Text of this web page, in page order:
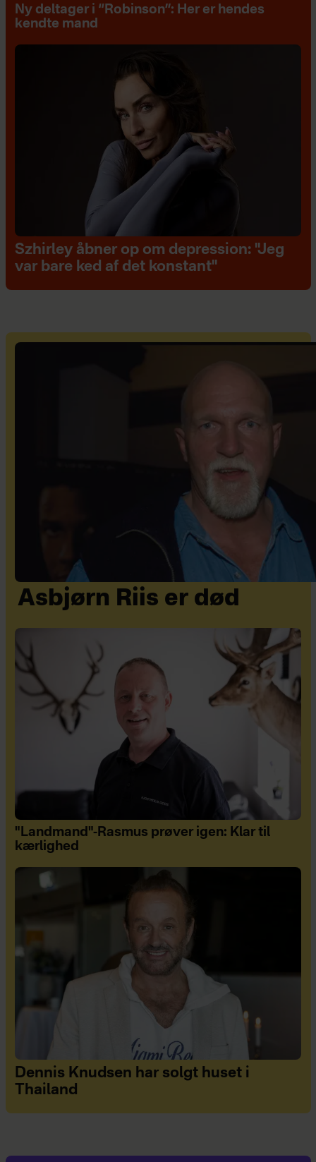
Ny deltager i “Robinson”: Her er hendes
kendte mand
Szhirley åbner op om depression: "Jeg
var bare ked af det konstant"
Asbjørn Riis er død
"Landmand"-Rasmus prøver igen: Klar til
kærlighed
Dennis Knudsen har solgt huset i
Thailand